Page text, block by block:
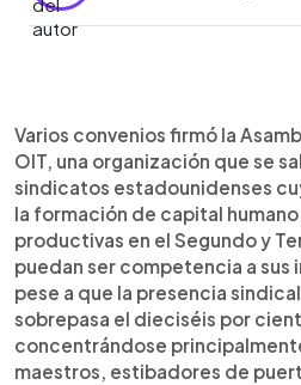
Escuchar artículo
Varios convenios firmó la
OIT, una organización que se
sindicatos estadounidenses
la formación de capital
productivas en el Segundo y
puedan ser competencia a sus
pese a que la presencia
sobrepasa el dieciséis por
concentrándose
maestros, estibadores de